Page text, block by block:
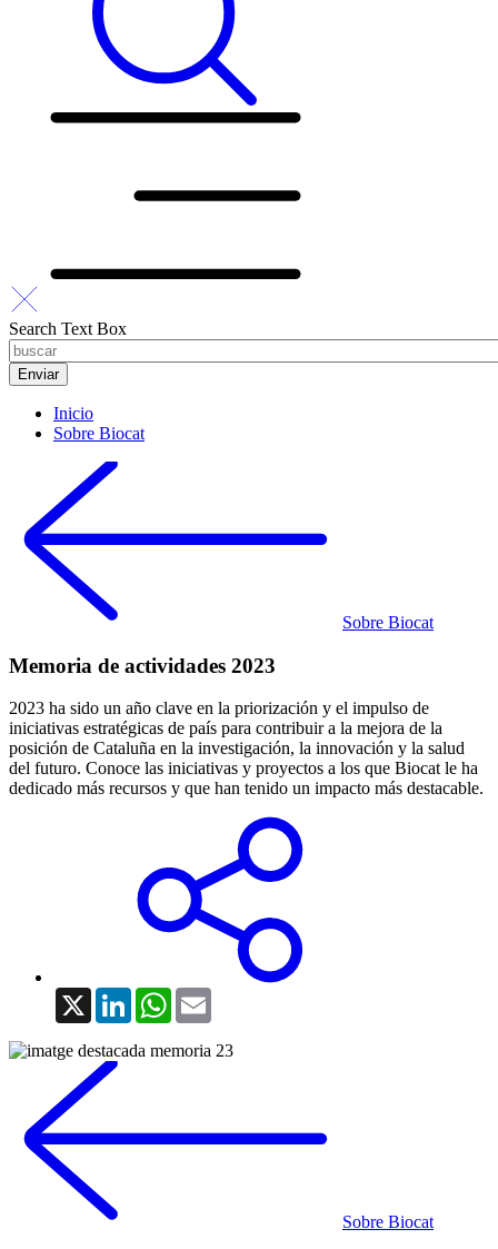
Search Text Box
Inicio
Sobre Biocat
Sobre Biocat
Memoria de actividades 2023
2023 ha sido un año clave en la priorización y el impulso de
iniciativas estratégicas de país para contribuir a la mejora de la
posición de Cataluña en la investigación, la innovación y la salud
del futuro. Conoce las iniciativas y proyectos a los que Biocat le ha
dedicado más recursos y que han tenido un impacto más destacable.
X LinkedInWhatsApp
Sobre Biocat